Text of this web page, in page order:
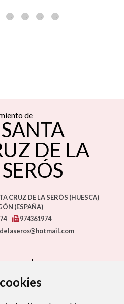
de
SANTA
DE LA
SERÓS
CRUZ DE LA SERÓS (HUESCA)
(ESPAÑA)
974361974
DE COOKIES